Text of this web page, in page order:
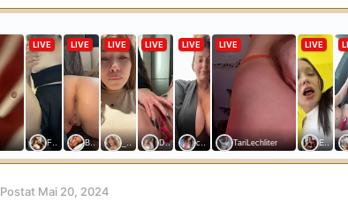
Postat Mai 20, 2024